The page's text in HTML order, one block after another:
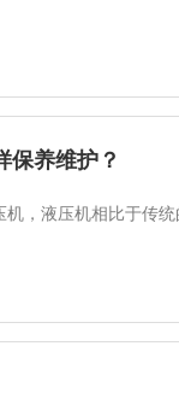
保养维护？
，液压机相比于传